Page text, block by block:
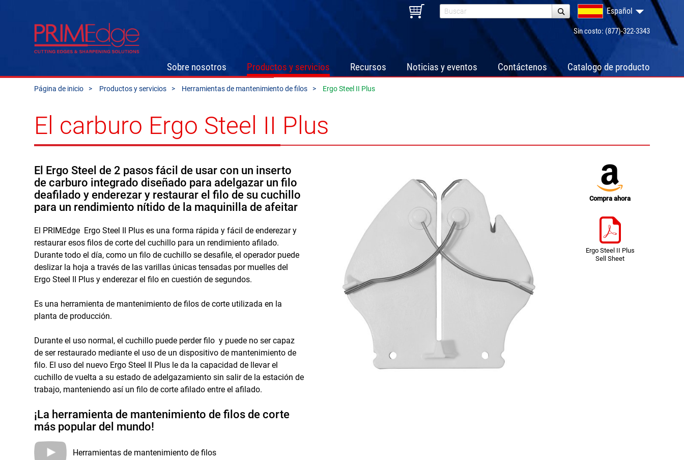
Español
Sin costo: (877)-322-3343
Sobre nosotros Productos y servicios Recursos Noticias y eventos Contáctenos Catalogo de producto
Página de inicio Productos y servicios Herramientas de mantenimiento de filos Ergo Steel II Plus
El carburo Ergo Steel II Plus
El Ergo Steel de 2 pasos fácil de usar con un inserto
de carburo integrado diseñado para adelgazar un filo
deafilado y enderezar y restaurar el filo de su cuchillo
para un rendimiento nítido de la maquinilla de afeitar
El PRIMEdge Ergo Steel II Plus es una forma rápida y fácil de enderezar y
restaurar esos filos de corte del cuchillo para un rendimiento afilado.
Durante todo el día, como un filo de cuchillo se desafile, el operador puede
deslizar la hoja a través de las varillas únicas tensadas por muelles del
Ergo Steel II Plus y enderezar el filo en cuestión de segundos.
Es una herramienta de mantenimiento de filos de corte utilizada en la
planta de producción.
Durante el uso normal, el cuchillo puede perder filo y puede no ser capaz
de ser restaurado mediante el uso de un dispositivo de mantenimiento de
filo. El uso del nuevo Ergo Steel II Plus le da la capacidad de llevar el
cuchillo de vuelta a su estado de adelgazamiento sin salir de la estación de
trabajo, manteniendo así un filo de corte afilado entre el afilado.
¡La herramienta de mantenimiento de filos de corte
más popular del mundo!
Herramientas de mantenimiento de filos
Compra ahora
Ergo Steel II Plus
Sell Sheet